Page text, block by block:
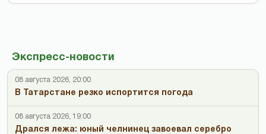
Экспресс-новости
08 августа 2026, 20:00
В Татарстане резко испортится погода
08 августа 2026, 19:00
Дрался лежа: юный челнинец завоевал серебро